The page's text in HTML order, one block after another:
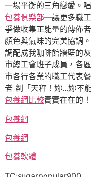
一場平衡的三角戀愛。
包養俱樂部—讓更多職工
爭做收集正能量的傳佈
顏色與氣味的完美協調
調配成我咖啡館牆壁的
市總工會班子成員，各
市各行各業的職工代表
者 劉「天秤！妳…妳不
包養網比較實實在在的
包養網
包養網
包養軟體